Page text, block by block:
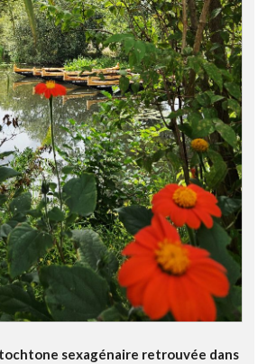
sexagénaire retrouvée dans